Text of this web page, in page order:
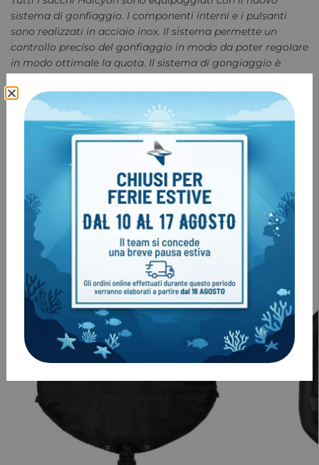
sistema di gonfiaggio. I componenti interni e i pulsanti
sono realizzati in acciaio inox. Il sistema permette un
controllo preciso del gonfiaggio in modo da poter regolare
in modo ottimale la quota. Il sistema di gongiaggio è
CERTIFICATO
COD: SKU 1187
Categoria:
KIT completi Wing Backplate
Tag: NO PROMO
Marchio: SANTI
Prodotti correlati